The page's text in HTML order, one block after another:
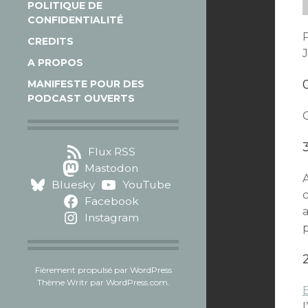
POLITIQUE DE
CONFIDENTIALITÉ
CREDITS
A PROPOS
MANIFESTE POUR DES
PODCAST OUVERTS
Flux RSS
Mastodon
Bluesky
YouTube
Facebook
Instagram
Fièrement propulsé par WordPress
Thème Writr par WordPress.com.